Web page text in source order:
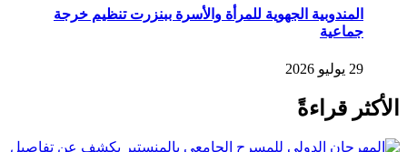
المندوبية الجهوية للمرأة والأسرة ببنزرت تنظيم خرجة
جماعية
29 يوليو 2026
الأكثر قراءةً